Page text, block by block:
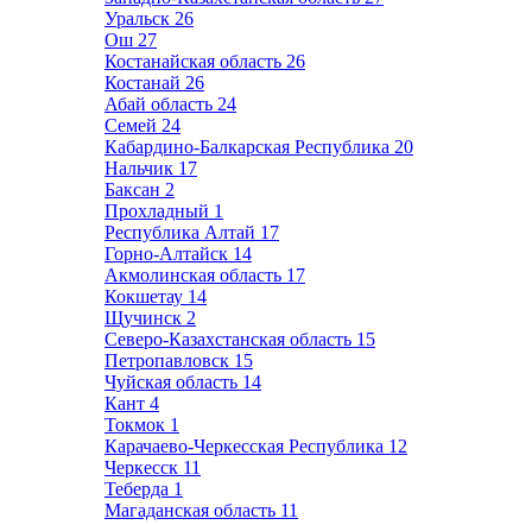
Уральск 26
Ош 27
Костанайская область 26
Костанай 26
Абай область 24
Семей 24
Кабардино-Балкарская Республика 20
Нальчик 17
Баксан 2
Прохладный 1
Республика Алтай 17
Горно-Алтайск 14
Акмолинская область 17
Кокшетау 14
Щучинск 2
Северо-Казахстанская область 15
Петропавловск 15
Чуйская область 14
Кант 4
Токмок 1
Карачаево-Черкесская Республика 12
Черкесск 11
Теберда 1
Магаданская область 11